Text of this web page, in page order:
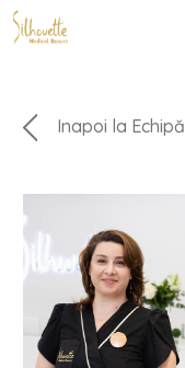
Inapoi la Echipă